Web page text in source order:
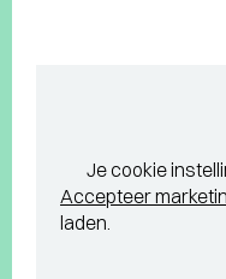
Je cookie
Accepteer
laden.